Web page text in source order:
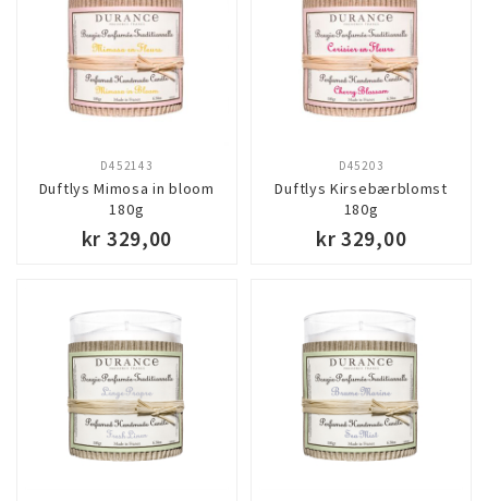
Duftlys Mimosa in bloom
180g
D452143
kr 329,00
Duftlys Kirsebærblomst
180g
D45203
kr 329,00